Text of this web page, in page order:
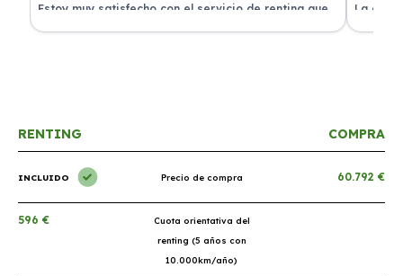
Estoy muy satisfecho con el servicio de renting que
he contratado. ¡Todo incluido y sin complicaciones!
La
en
RENTING COMPRA
INCLUIDO Precio de compra 60.792 €
596 €
Cuota orientativa del
renting (5 años con
10.000km/año)